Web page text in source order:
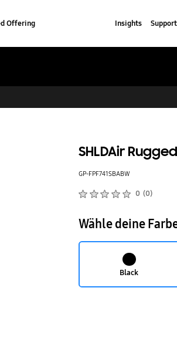
Offering Insights Support
SHLDAir
GP-FPF741SBABW
0 (0)
Wähle deine
Black